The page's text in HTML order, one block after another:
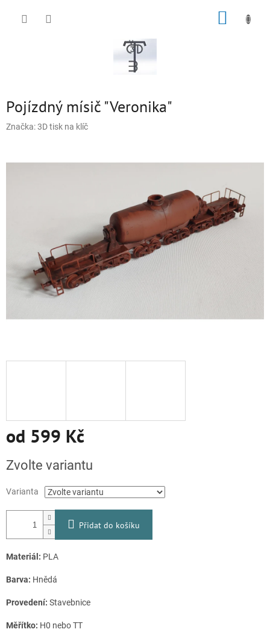
Pojízdný mísič "Veronika"
Značka:3D tisk na klíč
od 599 Kč
cena:
Zvolte variantu
Varianta
Přidat do košíku
Materiál: PLA
Barva: Hnědá
Provedení: Stavebnice
Měřítko: H0 nebo TT